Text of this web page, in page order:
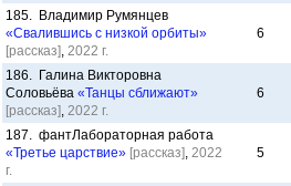
185. Владимир Румянцев
«Свалившись с низкой орбиты»
[рассказ], 2022 г.
6
186. Галина Викторовна
Соловьёва «Танцы сближают»
[рассказ], 2022 г.
6
187. фантЛабораторная работа
«Третье царствие» [рассказ], 2022
г.
5